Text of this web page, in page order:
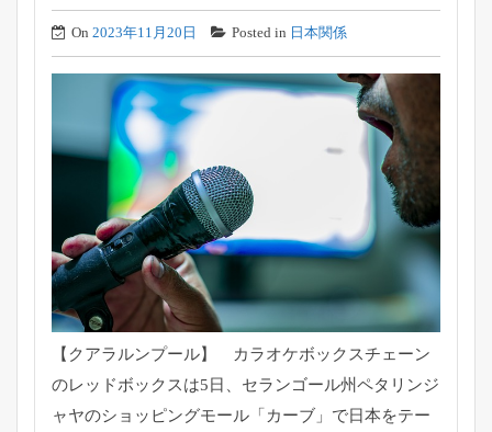
On 2023年11月20日 Posted in 日本関係
【クアラルンプール】 カラオケボックスチェーン
のレッドボックスは5日、セランゴール州ペタリンジ
ャヤのショッピングモール「カーブ」で日本をテー